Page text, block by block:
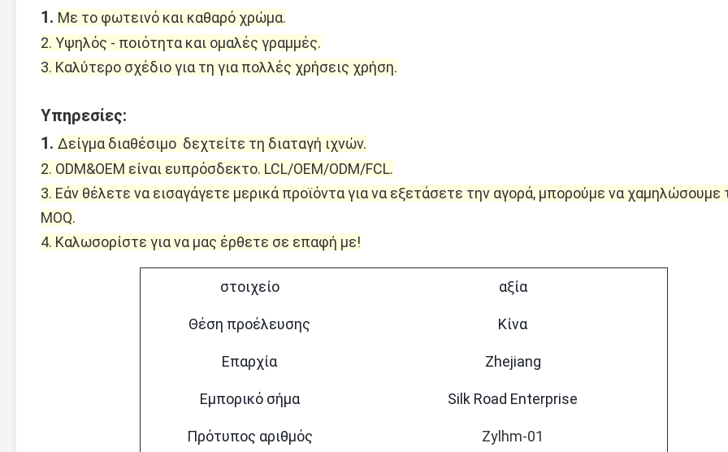
1. Με το φωτεινό και καθαρό χρώμα.
2. Υψηλός - ποιότητα και ομαλές γραμμές.
3. Καλύτερο σχέδιο για τη για πολλές χρήσεις χρήση.
Υπηρεσίες:
1. Δείγμα διαθέσιμο  δεχτείτε τη διαταγή ιχνών.
2. ODM&OEM είναι ευπρόσδεκτο. LCL/OEM/ODM/FCL.
3. Εάν θέλετε να εισαγάγετε μερικά προϊόντα για να εξετάσετε την αγορά, μπορούμε να χαμηλώσουμε
MOQ.
4. Καλωσορίστε για να μας έρθετε σε επαφή με!
στοιχείο αξία
Θέση προέλευσης Κίνα
Επαρχία Zhejiang
Εμπορικό σήμα Silk Road Enterprise
Πρότυπος αριθμός Zylhm-01